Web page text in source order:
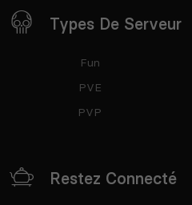
Types De Serveur
Fun
PVE
PVP
Restez Connecté